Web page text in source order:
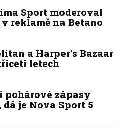
Sport moderoval
reklamě na Betano
a Harper’s Bazaar
letech
zápasy
je Nova Sport 5